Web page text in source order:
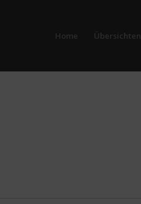
Home Übersichten